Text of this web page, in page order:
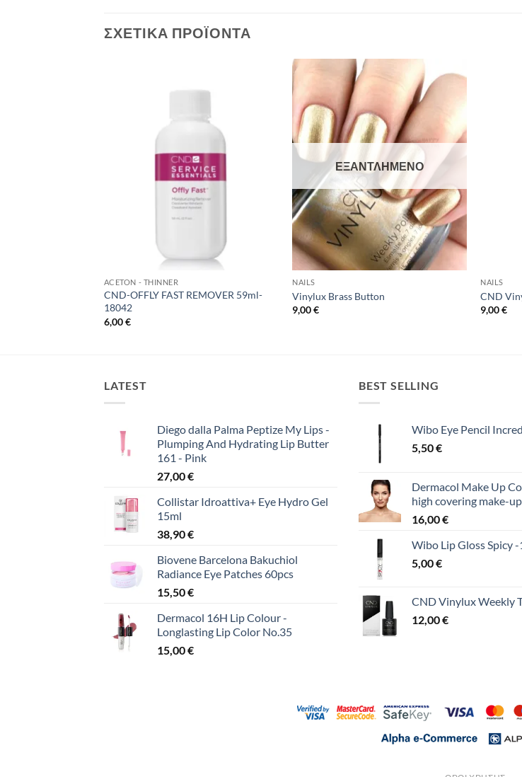
ΣΧΕΤΙΚΆ ΠΡΟΪΌΝΤΑ
ACETON - THINNER
CND-OFFLY FAST REMOVER 59ml-
18042
6,00€
ΕΞΑΝΤΛΗΜΈΝΟ
NAILS
Vinylux Brass Button
9,00€
NAILS
CND
9,00€
LATEST
Diego dalla Palma Peptize My Lips -
Plumping And Hydrating Lip Butter
161 - Pink
27,00€
Collistar Idroattiva+ Eye Hydro Gel
15ml
38,90€
Biovene Barcelona Bakuchiol
Radiance Eye Patches 60pcs
15,50€
Dermacol 16H Lip Colour -
Longlasting Lip Color No.35
15,00€
BEST SELLING
Wibo Eye Pencil
5,50€
Dermacol Make Up
high covering make-
16,00€
Wibo Lip Gloss Spicy
5,00€
CND Vinylux Weekly
12,00€